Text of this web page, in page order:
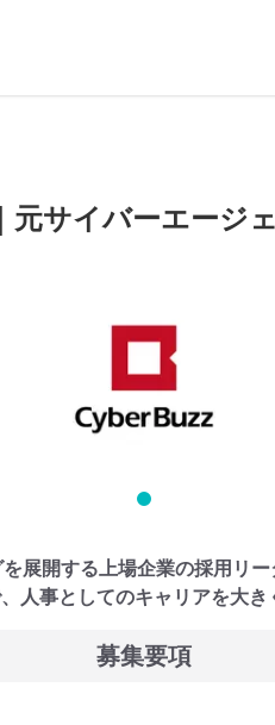
元サイバーエージ
展開する上場企業の採用リ
人事としてのキャリアを大き
募集要項